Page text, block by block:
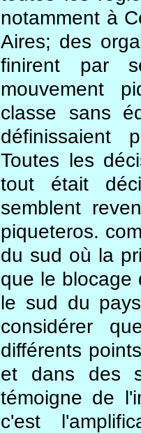
notamment à
Aires; des
finirent par
mouvement
classe sans
définissaient
Toutes les
tout était
semblent
piqueteros.
du sud où la
que le blocage
le sud du
considérer
différents
et dans des
témoigne de
c'est